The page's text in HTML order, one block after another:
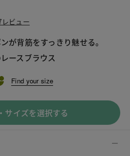
レビュー
が背筋をすっきり魅せる。
ースブラウス
Find your size
サイズを選択する
X メール